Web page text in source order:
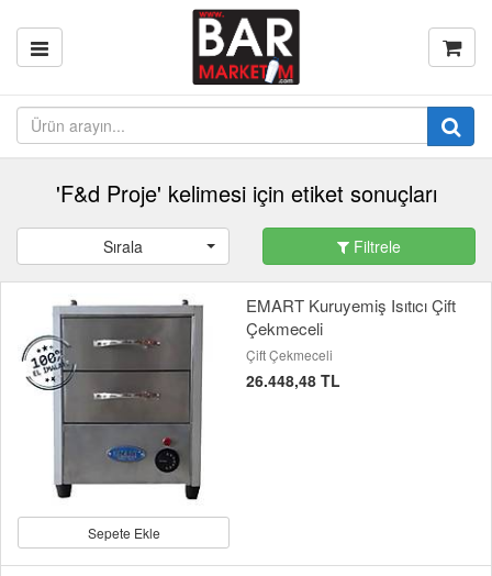
'F&d Proje' kelimesi için etiket sonuçları
Sırala Filtrele
Sepete Ekle
EMART Kuruyemiş Isıtıcı Çift
Çekmeceli
Çift Çekmeceli
26.448,48 TL